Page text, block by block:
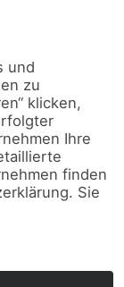
und
diesmal
Wege